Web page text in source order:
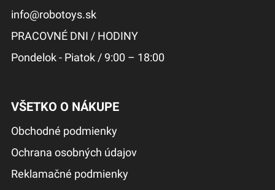
info@robotoys.sk
PRACOVNÉ DNI / HODINY
Pondelok - Piatok / 9:00 – 18:00
VŠETKO O NÁKUPE
Obchodné podmienky
Ochrana osobných údajov
Reklamačné podmienky